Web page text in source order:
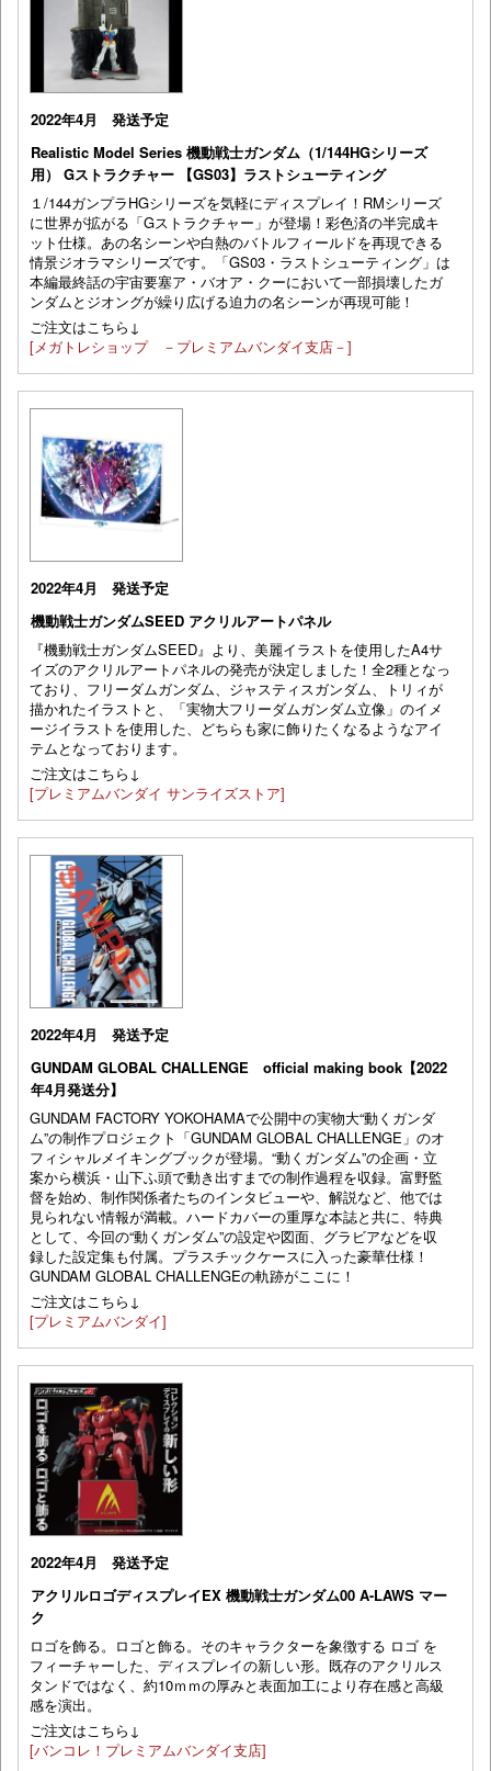
2022年4月 発送予定
Realistic Model Series 機動戦士ガンダム（1/144HGシリーズ
用） Gストラクチャー 【GS03】ラストシューティング
１/144ガンプラHGシリーズを気軽にディスプレイ！RMシリーズ
に世界が拡がる「Gストラクチャー」が登場！彩色済の半完成キ
ット仕様。あの名シーンや白熱のバトルフィールドを再現できる
情景ジオラマシリーズです。「GS03・ラストシューティング」は
本編最終話の宇宙要塞ア・バオア・クーにおいて一部損壊したガ
ンダムとジオングが繰り広げる迫力の名シーンが再現可能！
ご注文はこちら↓
[メガトレショップ －プレミアムバンダイ支店－]
2022年4月 発送予定
機動戦士ガンダムSEED アクリルアートパネル
『機動戦士ガンダムSEED』より、美麗イラストを使用したA4サ
イズのアクリルアートパネルの発売が決定しました！全2種となっ
ており、フリーダムガンダム、ジャスティスガンダム、トリィが
描かれたイラストと、「実物大フリーダムガンダム立像」のイメ
ージイラストを使用した、どちらも家に飾りたくなるようなアイ
テムとなっております。
ご注文はこちら↓
[プレミアムバンダイ サンライズストア]
2022年4月 発送予定
GUNDAM GLOBAL CHALLENGE official making book【2022
年4月発送分】
GUNDAM FACTORY YOKOHAMAで公開中の実物大“動くガンダ
ム”の制作プロジェクト「GUNDAM GLOBAL CHALLENGE」のオ
フィシャルメイキングブックが登場。“動くガンダム”の企画・立
案から横浜・山下ふ頭で動き出すまでの制作過程を収録。富野監
督を始め、制作関係者たちのインタビューや、解説など、他では
見られない情報が満載。ハードカバーの重厚な本誌と共に、特典
として、今回の“動くガンダム”の設定や図面、グラビアなどを収
録した設定集も付属。プラスチックケースに入った豪華仕様！
GUNDAM GLOBAL CHALLENGEの軌跡がここに！
ご注文はこちら↓
[プレミアムバンダイ]
2022年4月 発送予定
アクリルロゴディスプレイEX 機動戦士ガンダム00 A-LAWS マー
ク
ロゴを飾る。ロゴと飾る。そのキャラクターを象徴する ロゴ を
フィーチャーした、ディスプレイの新しい形。既存のアクリルス
タンドではなく、約10ｍｍの厚みと表面加工により存在感と高級
感を演出。
ご注文はこちら↓
[バンコレ！プレミアムバンダイ支店]